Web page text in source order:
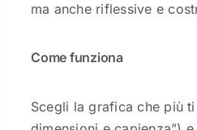
ma anche riflessive e
Come funziona
Scegli la grafica che più